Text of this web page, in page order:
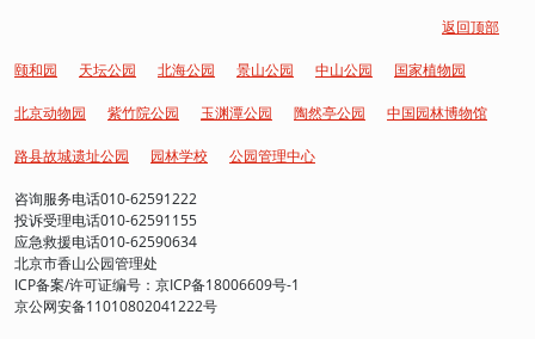
返回顶部
颐和园 天坛公园 北海公园 景山公园 中山公园 国家植物园
北京动物园 紫竹院公园 玉渊潭公园 陶然亭公园 中国园林博物馆
路县故城遗址公园 园林学校 公园管理中心
咨询服务电话010-62591222
投诉受理电话010-62591155
应急救援电话010-62590634
北京市香山公园管理处
ICP备案/许可证编号：京ICP备18006609号-1
京公网安备11010802041222号